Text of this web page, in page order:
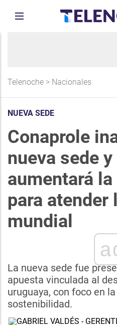
Telenoche > Nacionales
NUEVA SEDE
Conaprole
nueva sede
aumentará
para atender
mundial
La nueva sede fue
apuesta vinculada al
uruguaya, con foco en
sostenibilidad.